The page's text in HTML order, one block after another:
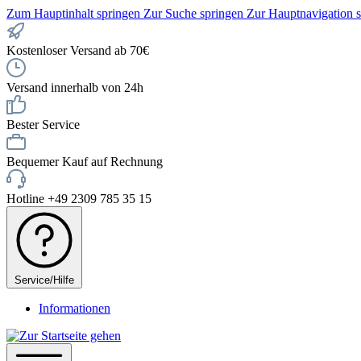
Zum Hauptinhalt springen Zur Suche springen Zur Hauptnavigation
Kostenloser Versand ab 70€
Versand innerhalb von 24h
Bester Service
Bequemer Kauf auf Rechnung
Hotline +49 2309 785 35 15
Service/Hilfe
Informationen